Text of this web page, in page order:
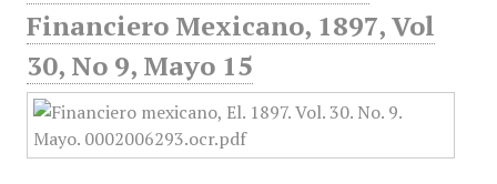
Financiero Mexicano, 1897, Vol
30, No 9, Mayo 15